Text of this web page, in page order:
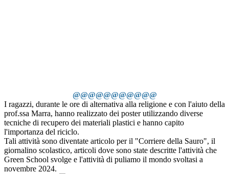
@@@@@@@@@@@
I ragazzi, durante le ore di alternativa alla religione e con l'aiuto della
prof.ssa Marra, hanno realizzato dei poster utilizzando diverse
tecniche di recupero dei materiali plastici e hanno capito
l'importanza del riciclo.
Tali attività sono diventate articolo per il "Corriere della Sauro", il
giornalino scolastico, articoli dove sono state descritte l'attività che
Green School svolge e l'attività di puliamo il mondo svoltasi a
novembre 2024.